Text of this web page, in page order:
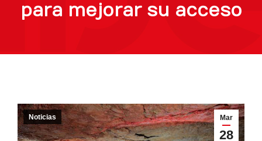
para mejorar su acceso
Mar
28
Noticias